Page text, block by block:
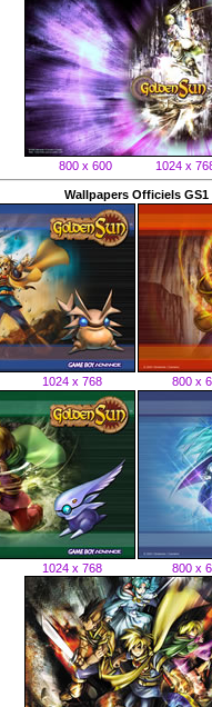
800 x 600 1024 x
Wallpapers Officiels GS1
1024 x 768 800 x
1024 x 768 800 x